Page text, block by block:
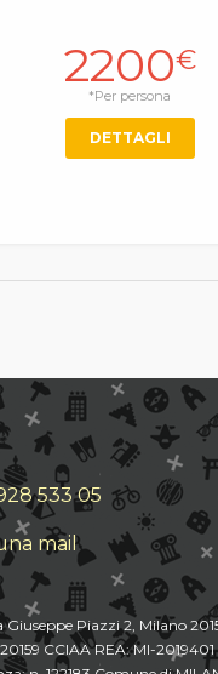
2200€
*Per persona
DETTAGLI
533 05
mail
Giuseppe Piazzi 2, Milano
CCIAA REA: MI-